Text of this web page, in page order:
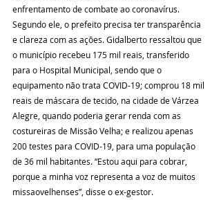
enfrentamento de combate ao coronavírus.
Segundo ele, o prefeito precisa ter transparência
e clareza com as ações. Gidalberto ressaltou que
o município recebeu 175 mil reais, transferido
para o Hospital Municipal, sendo que o
equipamento não trata COVID-19; comprou 18 mil
reais de máscara de tecido, na cidade de Várzea
Alegre, quando poderia gerar renda com as
costureiras de Missão Velha; e realizou apenas
200 testes para COVID-19, para uma população
de 36 mil habitantes. “Estou aqui para cobrar,
porque a minha voz representa a voz de muitos
missaovelhenses”, disse o ex-gestor.